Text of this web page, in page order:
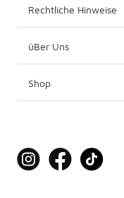
Rechtliche Hinweise
üBer Uns
Shop